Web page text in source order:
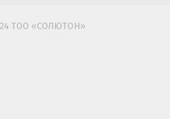
ТОО «СОЛЮТОН»